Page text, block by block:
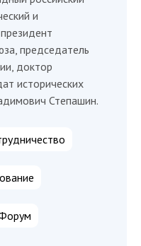
и
председатель
доктор
исторических
Степашин.